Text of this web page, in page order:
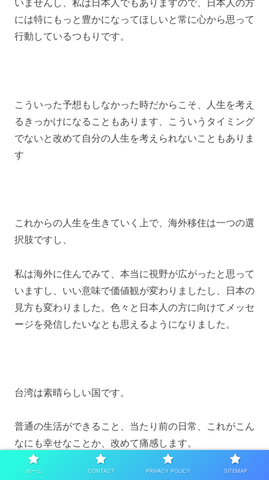
いませんし、私は日本人でもありますので、日本人の方
には特にもっと豊かになってほしいと常に心から思って
行動しているつもりです。
こういった予想もしなかった時だからこそ、人生を考え
るきっかけになることもあります、こういうタイミング
でないと改めて自分の人生を考えられないこともありま
す
これからの人生を生きていく上で、海外移住は一つの選
択肢ですし、
私は海外に住んでみて、本当に視野が広がったと思って
いますし、いい意味で価値観が変わりましたし、日本の
見方も変わりました。色々と日本人の方に向けてメッセ
ージを発信したいなとも思えるようになりました。
台湾は素晴らしい国です。
普通の生活ができること、当たり前の日常、これがこん
なにも幸せなことか、改めて痛感します。
海外移住を考える中で、日本人にとって住みやすい台湾
ホーム CONTACT PRIVACY POLICY SITEMAP